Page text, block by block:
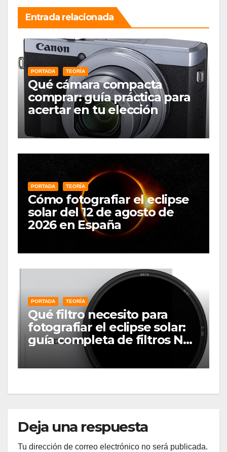
Entrada relacionada
PORTADA TEORÍA
Qué cámara compacta
comprar: guía práctica para
acertar en tu elección
PORTADA TEORÍA
Cómo fotografiar el eclipse
solar del 12 de agosto de
2026 en España
PORTADA TEORÍA
Qué filtro necesito para
fotografiar el eclipse solar:
guía completa de filtros ND
Deja una respuesta
Tu dirección de correo electrónico no será publicada.